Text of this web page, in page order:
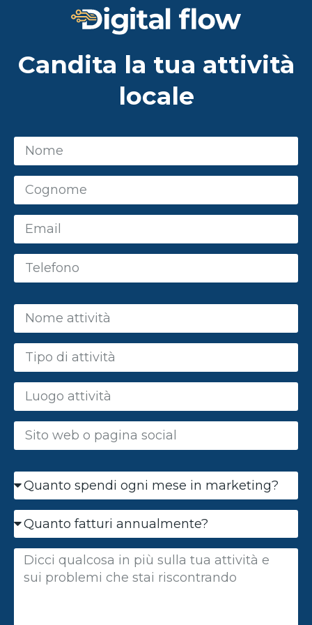
Candita la tua attività
locale